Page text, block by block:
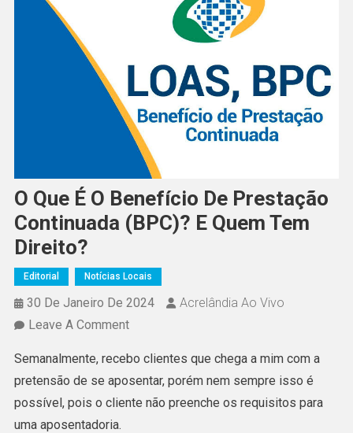
O Que É O Benefício De Prestação
Continuada (BPC)? E Quem Tem
Direito?
Editorial Notícias Locais
30 De Janeiro De 2024
Acrelândia Ao Vivo
Leave A CommentOn
Que
É
O
Semanalmente, recebo clientes que chega a mim com a
pretensão de se aposentar, porém nem sempre isso é
possível, pois o cliente não preenche os requisitos para
uma aposentadoria.